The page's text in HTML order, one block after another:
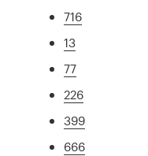
716
13
77
226
399
666